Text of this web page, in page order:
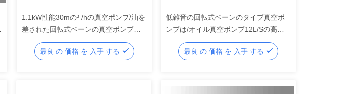
1.1kW性能30mの³ /hの真空ポンプ/油を
差された回転式ベーンの真空ポンプ、
オイルの回転式ベーンの真空ポンプ
最良 の 価格 を 入手 する
低雑音の回転式ベーンのタイプ真空ポ
ンプは/オイル真空ポンプ12L/Sの高速
を密封しました
最良 の 価格 を 入手 する